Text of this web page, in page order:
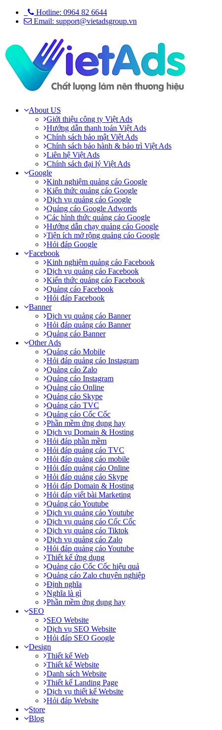
Hotline: 0964 82 6644
Email: support@vietadsgroup.vn
About US
Giới thiệu công ty Việt Ads
Hướng dẫn thanh toán Việt Ads
Chính sách bảo mật Việt Ads
Chính sách bảo hành & bảo trì Việt Ads
Liên hệ Việt Ads
Chính sách đại lý Việt Ads
Google
Kinh nghiệm quảng cáo Google
Kiến thức quảng cáo Google
Dịch vụ quảng cáo Google
Quảng cáo Google Adwords
Các hình thức quảng cáo Google
Hướng dẫn chạy quảng cáo Google
Tiện ích mở rộng quảng cáo Google
Hỏi đáp Google
Facebook
Kinh nghiệm quảng cáo Facebook
Dịch vụ quảng cáo Facebook
Kiến thức quảng cáo Facebook
Quảng cáo Facebook
Hỏi đáp Facebook
Banner
Dịch vụ quảng cáo Banner
Hỏi đáp quảng cáo Banner
Quảng cáo Banner
Other Ads
Quảng cáo Mobile
Hỏi đáp quảng cáo Instagram
Quảng cáo Zalo
Quảng cáo Instagram
Quảng cáo Online
Quảng cáo Skype
Quảng cáo TVC
Quảng cáo Cốc Cốc
Phần mềm ứng dụng hay
Dịch vụ Domain & Hosting
Hỏi đáp phần mềm
Hỏi đáp quảng cáo TVC
Hỏi đáp quảng cáo mobile
Hỏi đáp quảng cáo Online
Hỏi đáp quảng cáo Skype
Hỏi đáp Domain & Hosting
Hỏi đáp viết bài Marketing
Quảng cáo Youtube
Dịch vụ quảng cáo Youtube
Dịch vụ quảng cáo Cốc Cốc
Dịch vụ quảng cáo Tiktok
Dịch vụ quảng cáo Zalo
Hỏi đáp quảng cáo Youtube
Thiết kế ứng dụng
Quảng cáo Cốc Cốc hiệu quả
Quảng cáo Zalo chuyên nghiệp
Định nghĩa
Nghĩa là gì
Phần mềm ứng dụng hay
SEO
SEO Website
Dịch vụ SEO Website
Hỏi đáp SEO Google
Design
Thiết kế Web
Thiết kế Website
Danh sách Website
Thiết kế Landing Page
Dịch vụ thiết kế Website
Hỏi đáp Website
Store
Blog